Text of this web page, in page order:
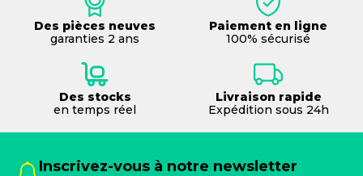
Des pièces neuves
garanties 2 ans
Paiement en ligne
100% sécurisé
Des stocks
en temps réel
Livraison rapide
Expédition sous 24h
Inscrivez-vous à notre newsletter